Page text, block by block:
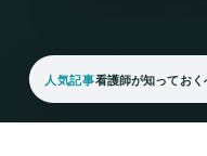
人気記事